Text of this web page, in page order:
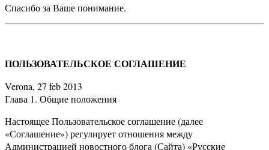
Спасибо за Ваше понимание.
ПОЛЬЗОВАТЕЛЬСКОЕ СОГЛАШЕНИЕ
Verona, 27 feb 2013
Глава 1. Общие положения
Настоящее Пользовательское соглашение (далее
«Соглашение») регулирует отношения между
Администрацией новостного блога (Сайта) «Русские